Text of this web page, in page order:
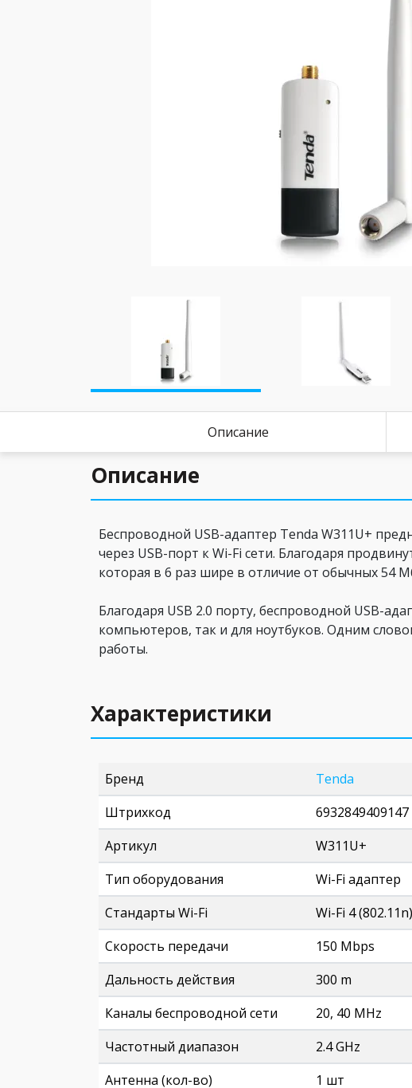
Описание
Описание
Беспроводной USB-адаптер Tenda W311U+
через USB-порт к Wi-Fi сети. Благодаря
которая в 6 раз шире в отличие от обычных 54
Благодаря USB 2.0 порту, беспроводной USB-
компьютеров, так и для ноутбуков. Одним
работы.
Характеристики
Бренд
Tenda
Штрихкод
6932849409147
Артикул
W311U+
Тип оборудования
Wi-Fi адаптер
Стандарты Wi-Fi
Wi-Fi 4 (802.11n)
Скорость передачи
150 Mbps
Дальность действия
300 m
Каналы беспроводной сети
20, 40 MHz
Частотный диапазон
2.4 GHz
Антенна (кол-во)
1 шт